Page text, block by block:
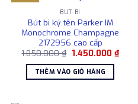
BÚT BI
Bút bi ký tên Parker IM
Monochrome Champagne
2172956 cao cấp
1.850.000₫ Giá
là:
1.850.000 ₫.
1.450.000 ₫Giá
THÊM VÀO GIỎ HÀNG